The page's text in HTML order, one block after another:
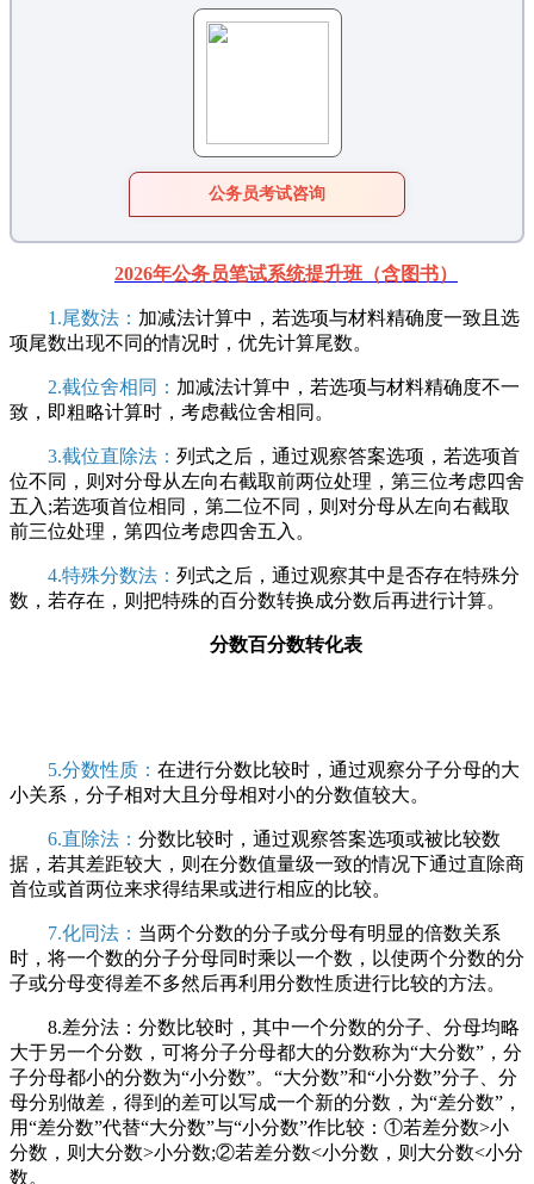
公务员考试咨询
2026年公务员笔试系统提升班（含图书）
1.尾数法： 加减法计算中，若选项与材料精确度一致且选
项尾数出现不同的情况时，优先计算尾数。
2.截位舍相同： 加减法计算中，若选项与材料精确度不一
致，即粗略计算时，考虑截位舍相同。
3.截位直除法： 列式之后，通过观察答案选项，若选项首
位不同，则对分母从左向右截取前两位处理，第三位考虑四舍
五入;若选项首位相同，第二位不同，则对分母从左向右截取
前三位处理，第四位考虑四舍五入。
4.特殊分数法： 列式之后，通过观察其中是否存在特殊分
数，若存在，则把特殊的百分数转换成分数后再进行计算。
分数百分数转化表
5.分数性质： 在进行分数比较时，通过观察分子分母的大
小关系，分子相对大且分母相对小的分数值较大。
6.直除法： 分数比较时，通过观察答案选项或被比较数
据，若其差距较大，则在分数值量级一致的情况下通过直除商
首位或首两位来求得结果或进行相应的比较。
7.化同法： 当两个分数的分子或分母有明显的倍数关系
时，将一个数的分子分母同时乘以一个数，以使两个分数的分
子或分母变得差不多然后再利用分数性质进行比较的方法。
8.差分法：分数比较时，其中一个分数的分子、分母均略
大于另一个分数，可将分子分母都大的分数称为“大分数”，分
子分母都小的分数为“小分数”。“大分数”和“小分数”分子、分
母分别做差，得到的差可以写成一个新的分数，为“差分数”，
用“差分数”代替“大分数”与“小分数”作比较：①若差分数>小
分数，则大分数>小分数;②若差分数<小分数，则大分数<小分
数。